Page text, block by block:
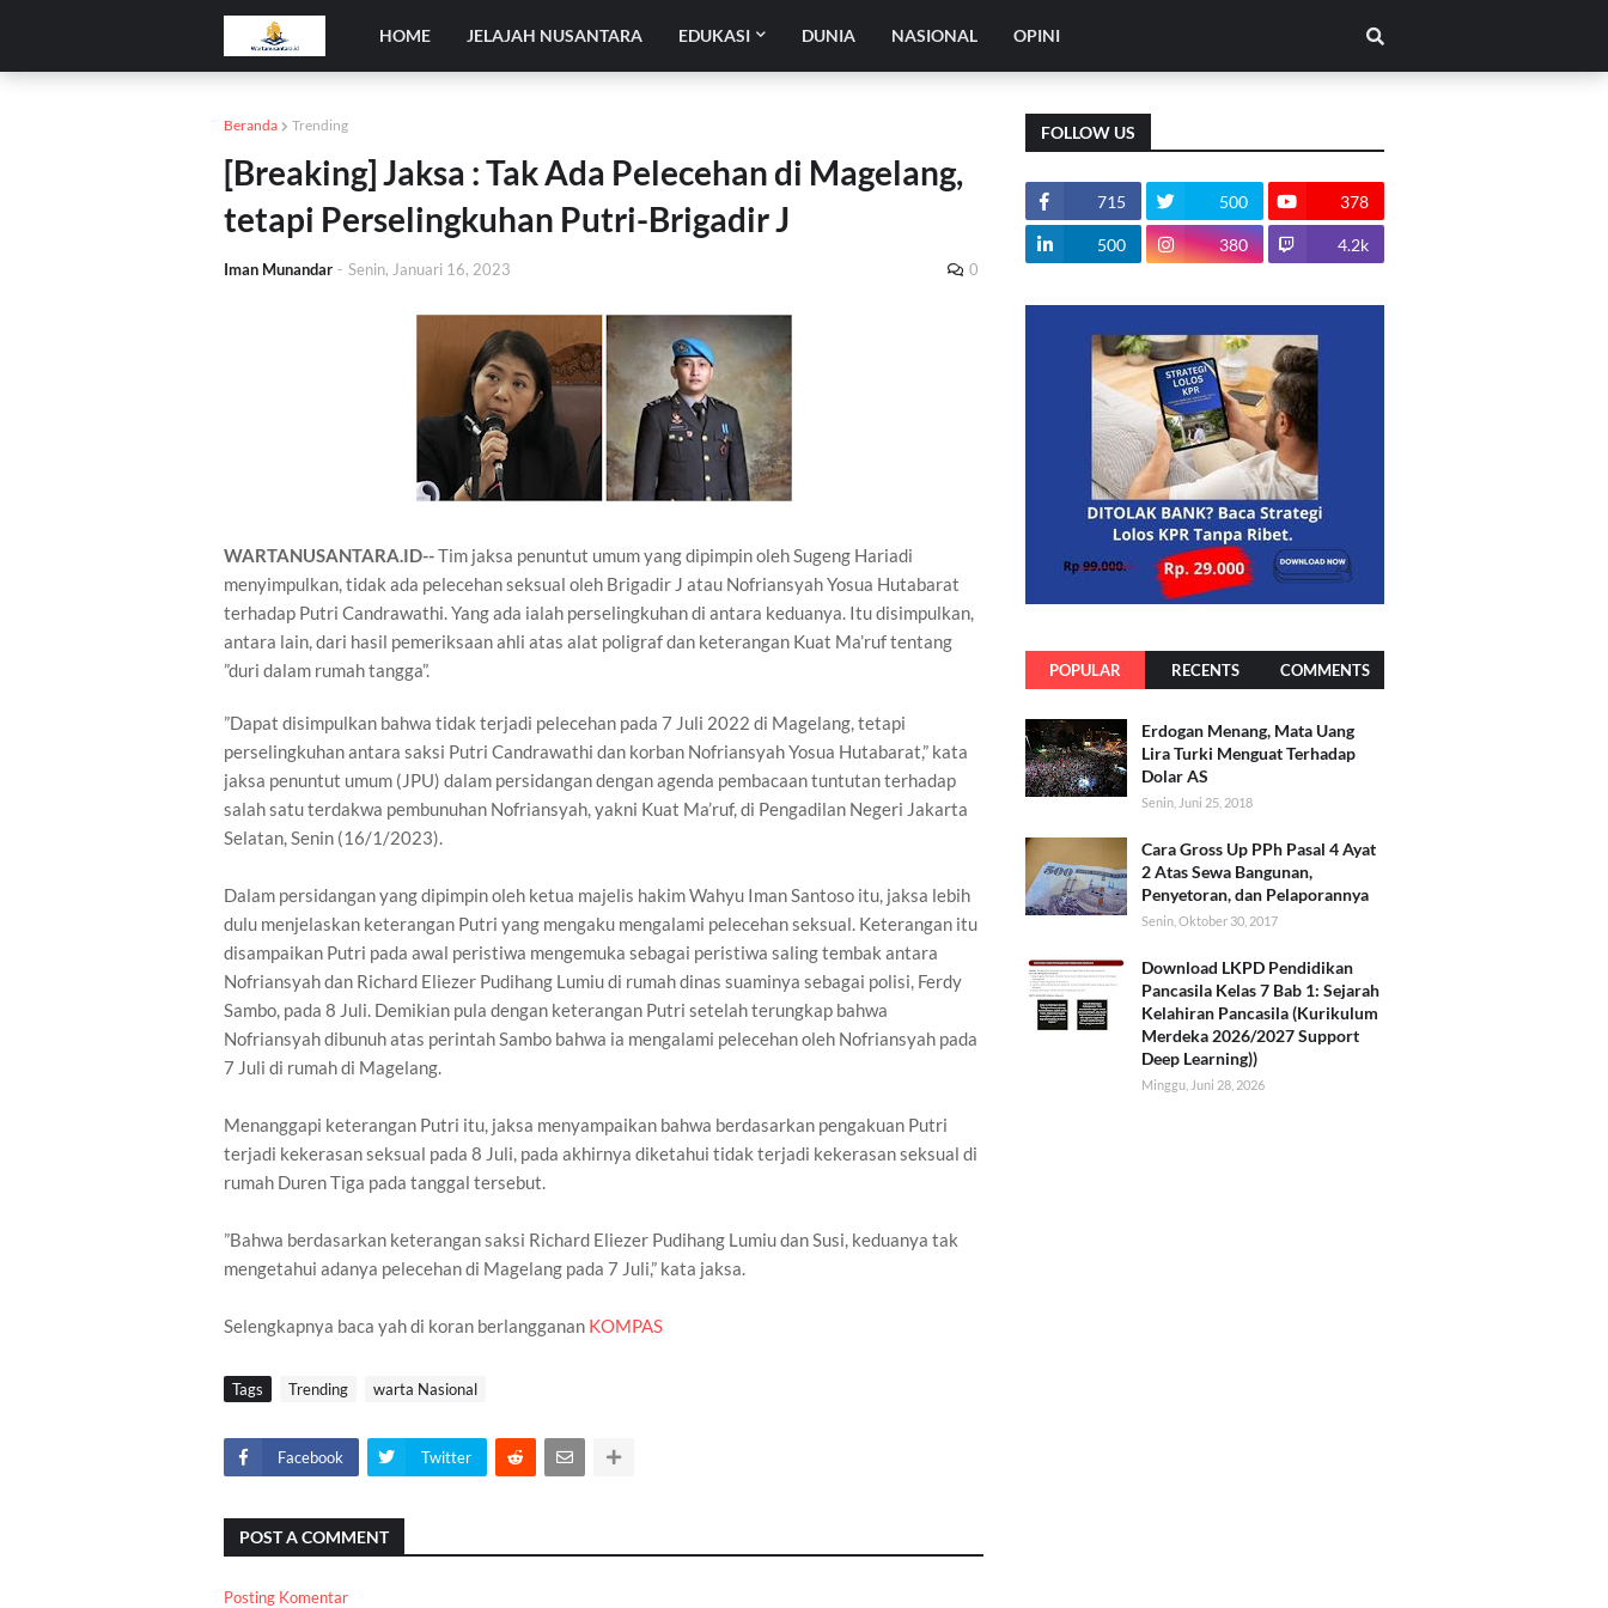
HOME JELAJAH NUSANTARA EDUKASI DUNIA NASIONAL OPINI
Beranda Trending
[Breaking] Jaksa : Tak Ada Pelecehan di Magelang,
tetapi Perselingkuhan Putri-Brigadir J
Iman Munandar - Senin, Januari 16, 2023 0
WARTANUSANTARA.ID--Tim jaksa penuntut umum yang dipimpin oleh Sugeng Hariadi
menyimpulkan, tidak ada pelecehan seksual oleh Brigadir J atau Nofriansyah Yosua Hutabarat
terhadap Putri Candrawathi. Yang ada ialah perselingkuhan di antara keduanya. Itu disimpulkan,
antara lain, dari hasil pemeriksaan ahli atas alat poligraf dan keterangan Kuat Ma’ruf tentang
”duri dalam rumah tangga”.
”Dapat disimpulkan bahwa tidak terjadi pelecehan pada 7 Juli 2022 di Magelang, tetapi
perselingkuhan antara saksi Putri Candrawathi dan korban Nofriansyah Yosua Hutabarat,” kata
jaksa penuntut umum (JPU) dalam persidangan dengan agenda pembacaan tuntutan terhadap
salah satu terdakwa pembunuhan Nofriansyah, yakni Kuat Ma’ruf, di Pengadilan Negeri Jakarta
Selatan, Senin (16/1/2023).
Dalam persidangan yang dipimpin oleh ketua majelis hakim Wahyu Iman Santoso itu, jaksa lebih
dulu menjelaskan keterangan Putri yang mengaku mengalami pelecehan seksual. Keterangan itu
disampaikan Putri pada awal peristiwa mengemuka sebagai peristiwa saling tembak antara
Nofriansyah dan Richard Eliezer Pudihang Lumiu di rumah dinas suaminya sebagai polisi, Ferdy
Sambo, pada 8 Juli. Demikian pula dengan keterangan Putri setelah terungkap bahwa
Nofriansyah dibunuh atas perintah Sambo bahwa ia mengalami pelecehan oleh Nofriansyah pada
7 Juli di rumah di Magelang.
Menanggapi keterangan Putri itu, jaksa menyampaikan bahwa berdasarkan pengakuan Putri
terjadi kekerasan seksual pada 8 Juli, pada akhirnya diketahui tidak terjadi kekerasan seksual di
rumah Duren Tiga pada tanggal tersebut.
”Bahwa berdasarkan keterangan saksi Richard Eliezer Pudihang Lumiu dan Susi, keduanya tak
mengetahui adanya pelecehan di Magelang pada 7 Juli,” kata jaksa.
Selengkapnya baca yah di koran berlangganan KOMPAS
Tags Trending warta Nasional
Facebook Twitter
POST A COMMENT
Posting Komentar
FOLLOW US
715 500 378
500 380 4.2k
POPULAR RECENTS COMMENTS
Erdogan Menang, Mata Uang
Lira Turki Menguat Terhadap
Dolar AS
Senin, Juni 25, 2018
Cara Gross Up PPh Pasal 4 Ayat
2 Atas Sewa Bangunan,
Penyetoran, dan Pelaporannya
Senin, Oktober 30, 2017
Download LKPD Pendidikan
Pancasila Kelas 7 Bab 1: Sejarah
Kelahiran Pancasila (Kurikulum
Merdeka 2026/2027 Support
Deep Learning))
Minggu, Juni 28, 2026